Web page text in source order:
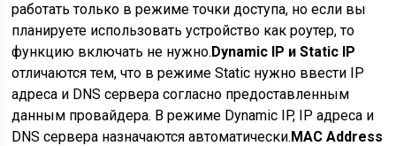
работать только в режиме точки доступа, но если вы
планируете использовать устройство как роутер, то
функцию включать не нужно.Dynamic IP и Static IP
отличаются тем, что в режиме Static нужно ввести IP
адреса и DNS сервера согласно предоставленным
данным провайдера. В режиме Dynamic IP, IP адреса и
DNS сервера назначаются автоматически.MAC Address